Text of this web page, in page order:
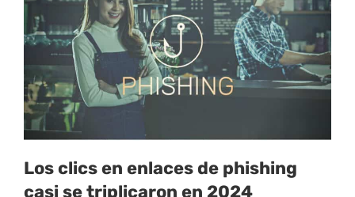
Los clics en enlaces de phishing
casi se triplicaron en 2024